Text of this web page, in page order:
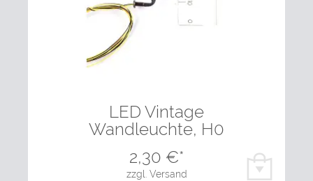
LED Vintage
Wandleuchte, H0
zzgl. Versand
2,30 €*